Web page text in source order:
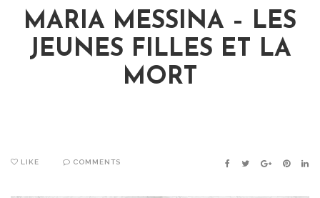
MARIA MESSINA – LES
JEUNES FILLES ET LA
MORT
LIKE COMMENTS FACEBOOK
TWITTER
GOOGLE+